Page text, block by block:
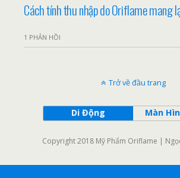
Cách tính thu nhập do Oriflame mang
1 PHẢN HỒI
Trở về đầu trang
Di Động Màn
Copyright 2018 Mỹ Phẩm Oriflame |